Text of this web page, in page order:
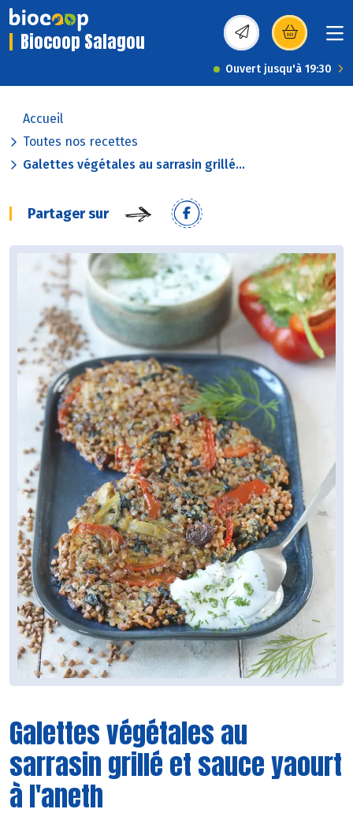
Biocoop Salagou (s’ouvre dans une
Ouvert jusqu'à 19:30
Accueil
Toutes nos recettes
Galettes végétales au sarrasin grillé...
Partager sur
Galettes végétales au
sarrasin grillé et sauce yaourt
à l'aneth